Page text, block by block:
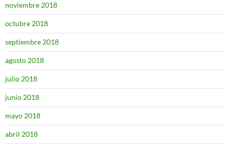
noviembre 2018
octubre 2018
septiembre 2018
agosto 2018
julio 2018
junio 2018
mayo 2018
abril 2018